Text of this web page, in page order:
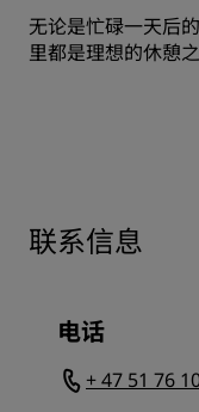
无论是忙碌一天后
里都是理想的休憩
联系信息
电话
+ 47 51 76